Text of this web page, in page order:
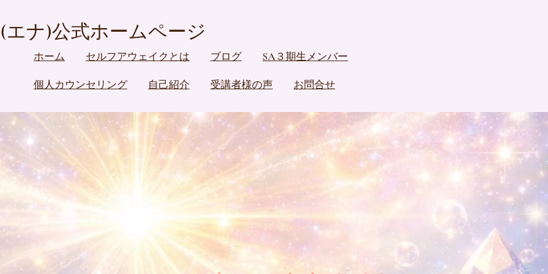
エナ)公式ホームページ
ホーム セルフアウェイクとは ブログ SA３期生メンバー
個人カウンセリング 自己紹介 受講者様の声 お問合せ